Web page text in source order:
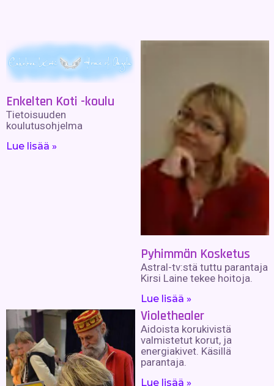
Enkelten Koti -koulu
Tietoisuuden
koulutusohjelma
Lue lisää »
Pyhimmän Kosketus
Astral-tv:stä tuttu parantaja
Kirsi Laine tekee hoitoja.
Lue lisää »
Violethealer
Aidoista korukivistä
valmistetut korut, ja
energiakivet. Käsillä
parantaja.
Lue lisää »